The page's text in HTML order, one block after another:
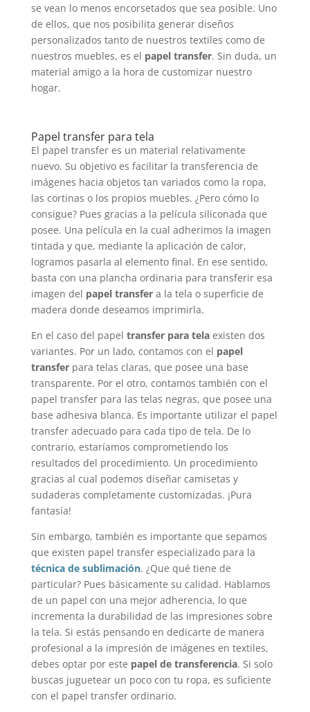
se vean lo menos encorsetados que sea posible. Uno
de ellos, que nos posibilita generar diseños
personalizados tanto de nuestros textiles como de
nuestros muebles, es el papel transfer. Sin duda, un
material amigo a la hora de customizar nuestro
hogar.
Papel transfer para tela
El papel transfer es un material relativamente
nuevo. Su objetivo es facilitar la transferencia de
imágenes hacia objetos tan variados como la ropa,
las cortinas o los propios muebles. ¿Pero cómo lo
consigue? Pues gracias a la película siliconada que
posee. Una película en la cual adherimos la imagen
tintada y que, mediante la aplicación de calor,
logramos pasarla al elemento final. En ese sentido,
basta con una plancha ordinaria para transferir esa
imagen del papel transfera la tela o superficie de
madera donde deseamos imprimirla.
En el caso del papel transfer para telaexisten dos
variantes. Por un lado, contamos con el papel
transferpara telas claras, que posee una base
transparente. Por el otro, contamos también con el
papel transfer para las telas negras, que posee una
base adhesiva blanca. Es importante utilizar el papel
transfer adecuado para cada tipo de tela. De lo
contrario, estaríamos comprometiendo los
resultados del procedimiento. Un procedimiento
gracias al cual podemos diseñar camisetas y
sudaderas completamente customizadas. ¡Pura
fantasía!
Sin embargo, también es importante que sepamos
que existen papel transfer especializado para la
técnica de sublimación. ¿Que qué tiene de
particular? Pues básicamente su calidad. Hablamos
de un papel con una mejor adherencia, lo que
incrementa la durabilidad de las impresiones sobre
la tela. Si estás pensando en dedicarte de manera
profesional a la impresión de imágenes en textiles,
debes optar por este papel de transferencia. Si solo
buscas juguetear un poco con tu ropa, es suficiente
con el papel transfer ordinario.